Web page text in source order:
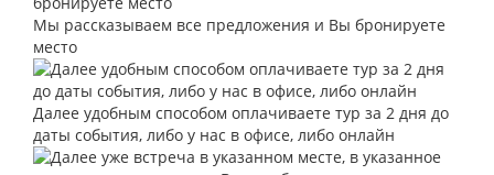
Мы рассказываем все предложения и Вы бронируете
место
Далее удобным способом оплачиваете тур за 2 дня до
даты события, либо у нас в офисе, либо онлайн